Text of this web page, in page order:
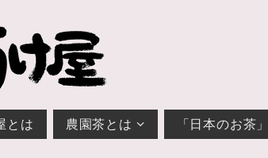
とは 農園茶とは 「日本のお茶